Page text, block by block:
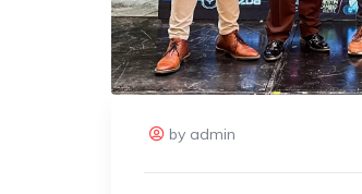
by admin